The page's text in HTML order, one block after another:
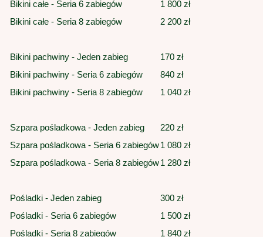
Bikini całe - Seria 6 zabiegów
1 800 zł
Bikini całe - Seria 8 zabiegów
2 200 zł
Bikini pachwiny - Jeden zabieg
170 zł
Bikini pachwiny - Seria 6 zabiegów
840 zł
Bikini pachwiny - Seria 8 zabiegów
1 040 zł
Szpara pośladkowa - Jeden zabieg
220 zł
Szpara pośladkowa - Seria 6 zabiegów1 080 zł
Szpara pośladkowa - Seria 8 zabiegów1 280 zł
Pośladki - Jeden zabieg
300 zł
Pośladki - Seria 6 zabiegów
1 500 zł
Pośladki - Seria 8 zabiegów
1 840 zł